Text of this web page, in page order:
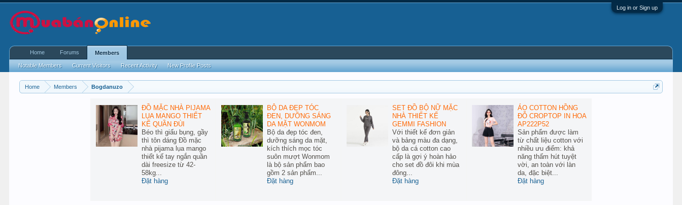
Log in or Sign up
Home Members Bogdanuzo
ĐỒ MẶC NHÀ PIJAMA
LỤA MANGO THIẾT
KẾ QUẦN ĐÙI
Béo thì giấu bụng, gầy
thì tôn dáng Đồ mặc
nhà pijama lụa mango
thiết kế tay ngắn quần
dài freesize từ 42-
58kg...
Đặt hàng
BỘ DA ĐẸP TÓC
ĐEN, DƯỠNG SÁNG
DA MẶT WONMOM
Bộ da đẹp tóc đen,
dưỡng sáng da mặt,
kích thích mọc tóc
suôn mượt Wonmom
là bộ sản phẩm bao
gồm 2 sản phẩm...
Đặt hàng
SET ĐỒ BỘ NỮ MẶC
NHÀ THIẾT KẾ
GEMMI FASHION
Với thiết kế đơn giản
và bảng màu đa dạng,
bộ da cá cotton cao
cấp là gợi ý hoàn hảo
cho set đồ đôi khi mùa
đông...
Đặt hàng
ÁO COTTON HỒNG
ĐỖ CROPTOP IN HOA
AP222P52
Sản phẩm được làm
từ chất liệu cotton với
nhiều ưu điểm: khả
năng thấm hút tuyệt
vời, an toàn với làn
da, đặc biệt...
Đặt hàng
Home Forums Members
Notable Members Current Visitors Recent Activity New Profile Posts